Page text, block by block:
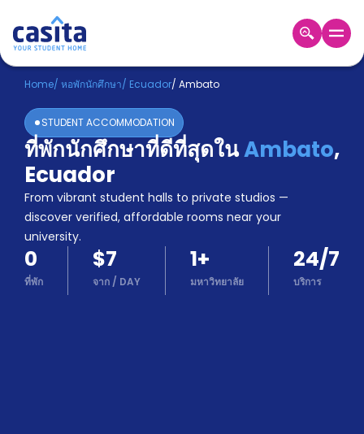
Home TH USD
เข้าสู่
ระบบ
Booking
Accommodation
About
us
Blog
Refer
And
Earn
Become
Home/ หอพักนักศึกษา/ Ecuador/ Ambato
STUDENT ACCOMMODATION
ที่พักนักศึกษาที่ดีที่สุดในAmbato,
Ecuador
From vibrant student halls to private studios —
discover verified, affordable rooms near your
university.
0
ที่พัก
$7
จาก / DAY
1+
มหาวิทยาลัย
24/7
บริการ